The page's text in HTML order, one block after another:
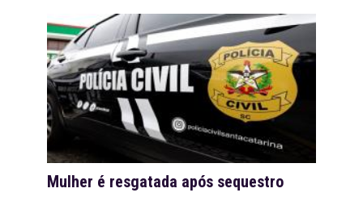
Mulher é resgatada após sequestro